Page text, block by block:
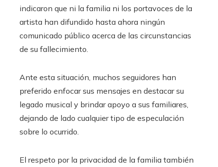
indicaron que ni la familia ni los portavoces de la
artista han difundido hasta ahora ningún
comunicado público acerca de las circunstancias
de su fallecimiento.
Ante esta situación, muchos seguidores han
preferido enfocar sus mensajes en destacar su
legado musical y brindar apoyo a sus familiares,
dejando de lado cualquier tipo de especulación
sobre lo ocurrido.
El respeto por la privacidad de la familia también